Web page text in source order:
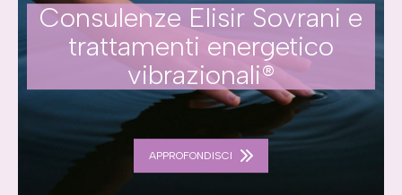
Consulenze Elisir Sovrani e
trattamenti energetico
vibrazionali®
APPROFONDISCI